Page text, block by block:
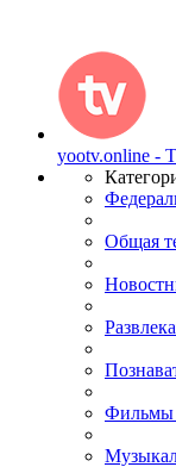
yootv.online -
Общая
Фильмы